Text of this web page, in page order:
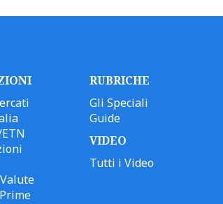
RUBRICHE
Gli Speciali
Guide
VIDEO
Tutti i Video